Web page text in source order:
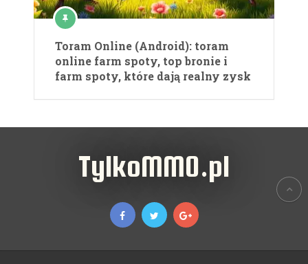
Toram Online (Android): toram
online farm spoty, top bronie i
farm spoty, które dają realny zysk
TylkoMMO.pl